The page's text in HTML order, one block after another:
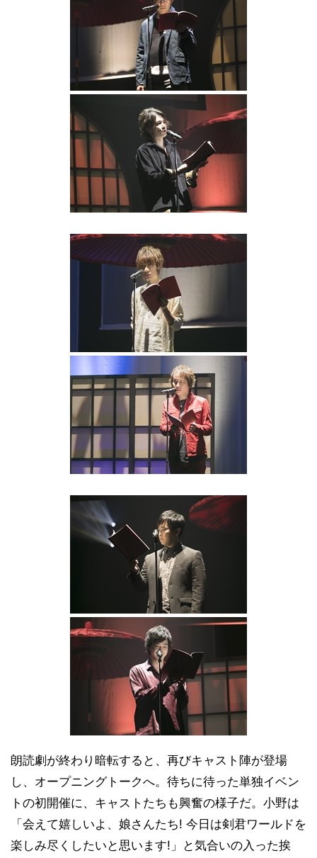
朗読劇が終わり暗転すると、再びキャスト陣が登場
し、オープニングトークへ。待ちに待った単独イベン
トの初開催に、キャストたちも興奮の様子だ。小野は
「会えて嬉しいよ、娘さんたち! 今日は剣君ワールドを
楽しみ尽くしたいと思います!」と気合いの入った挨